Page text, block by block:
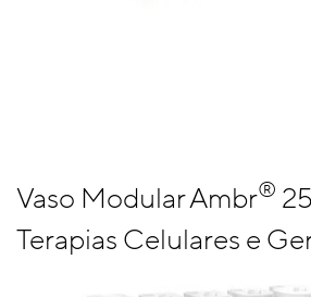
Vaso Modular Ambr®
Terapias Celulares e